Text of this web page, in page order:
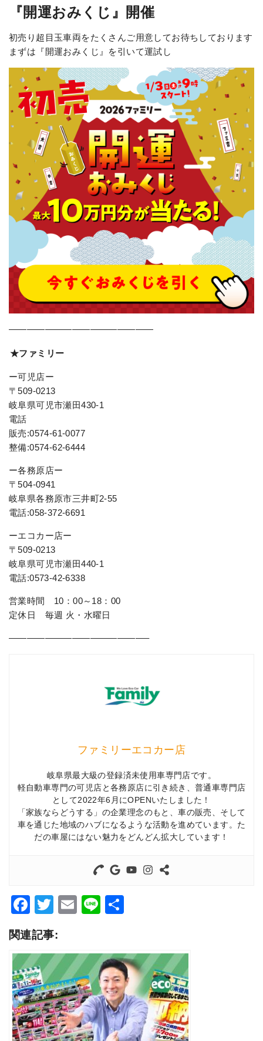
『開運おみくじ』開催
初売り超目玉車両をたくさんご用意してお待ちしております
まずは『開運おみくじ』を引いて運試し
————————————————
★ファミリー
ー可児店ー
〒509-0213
岐阜県可児市瀬田430-1
電話
販売:0574-61-0077
整備:0574-62-6444
ー各務原店ー
〒504-0941
岐阜県各務原市三井町2-55
電話:058-372-6691
ーエコカー店ー
〒509-0213
岐阜県可児市瀬田440-1
電話:0573-42-6338
営業時間 10：00～18：00
定休日 毎週 火・水曜日
———————————————–
ファミリーエコカー店
岐阜県最大級の登録済未使用車専門店です。
軽自動車専門の可児店と各務原店に引き続き、普通車専門店
として2022年6月にOPENいたしました！
「家族ならどうする」の企業理念のもと、車の販売、そして
車を通じた地域のハブになるような活動を進めています。た
だの車屋にはない魅力をどんどん拡大しています！
Facebook
Twitter
Email
Line
関連記事: